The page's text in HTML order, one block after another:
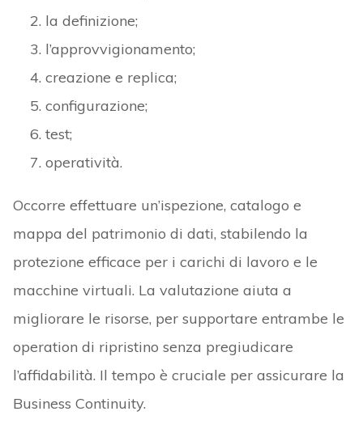
la definizione;
l’approvvigionamento;
creazione e replica;
configurazione;
test;
operatività.
Occorre effettuare un’ispezione, catalogo e
mappa del patrimonio di dati, stabilendo la
protezione efficace per i carichi di lavoro e le
macchine virtuali. La valutazione aiuta a
migliorare le risorse, per supportare entrambe le
operation di ripristino senza pregiudicare
l’affidabilità. Il tempo è cruciale per assicurare la
Business Continuity.